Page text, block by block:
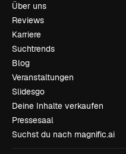
Über uns
Reviews
Karriere
Suchtrends
Blog
Veranstaltungen
Slidesgo
Deine Inhalte verkaufen
Pressesaal
Suchst du nach magnific.ai